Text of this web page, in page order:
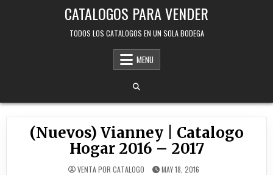
CATALOGOS PARA VENDER
TODOS LOS CATALOGOS EN UN SOLA BODEGA
MENU
(Nuevos) Vianney | Catalogo
Hogar 2016 – 2017
VENTA POR CATALOGO MAY 18, 2016